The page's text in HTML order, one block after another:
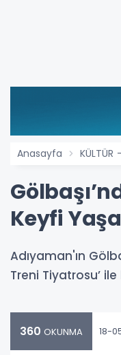
Anasayfa KÜLTÜR
Keyfi
Adıyaman'ın
Treni Tiyatrosu’
360 OKUNMA 18-